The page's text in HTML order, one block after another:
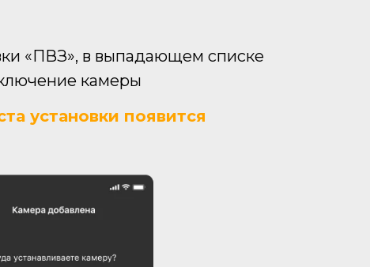
«ПВЗ», в выпадающем списке
камеры
установки появится